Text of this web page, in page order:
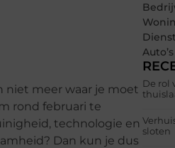
niet meer waar je moet
rond februari te
technologie en
Dan kun je dus
De rol
sloten